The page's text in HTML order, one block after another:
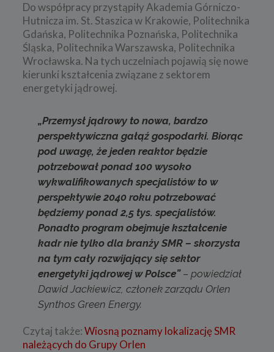
Do współpracy przystąpiły Akademia Górniczo-
Hutnicza im. St. Staszica w Krakowie, Politechnika
Gdańska, Politechnika Poznańska, Politechnika
Śląska, Politechnika Warszawska, Politechnika
Wrocławska. Na tych uczelniach pojawią się nowe
kierunki kształcenia związane z sektorem
energetyki jądrowej.
„Przemysł jądrowy to nowa, bardzo
perspektywiczna gałąź gospodarki. Biorąc
pod uwagę, że jeden reaktor będzie
potrzebował ponad 100 wysoko
wykwalifikowanych specjalistów to w
perspektywie 2040 roku potrzebować
będziemy ponad 2,5 tys. specjalistów.
Ponadto program obejmuje kształcenie
kadr nie tylko dla branży SMR – skorzysta
na tym cały rozwijający się sektor
energetyki jądrowej w Polsce”– powiedział
Dawid Jackiewicz, członek zarządu Orlen
Synthos Green Energy.
Czytaj także:Wiosną poznamy lokalizację SMR
należących do Grupy Orlen